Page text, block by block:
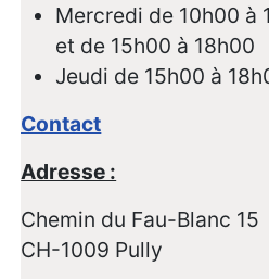
Mercredi de 10h00 à
et de 15h00 à 18h00
Jeudi de 15h00 à
Contact
Adresse :
Chemin du Fau-Blanc 15
CH-1009 Pully